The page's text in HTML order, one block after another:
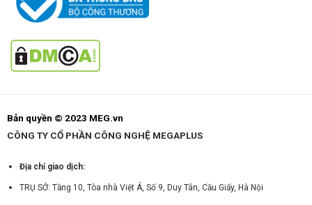
Bản quyền © 2023 MEG.vn
CÔNG TY CỔ PHẦN CÔNG NGHỆ MEGAPLUS
Địa chỉ giao dịch:
TRỤ SỞ: Tầng 10, Tòa nhà Việt Á, Số 9, Duy Tân, Cầu Giấy, Hà Nội